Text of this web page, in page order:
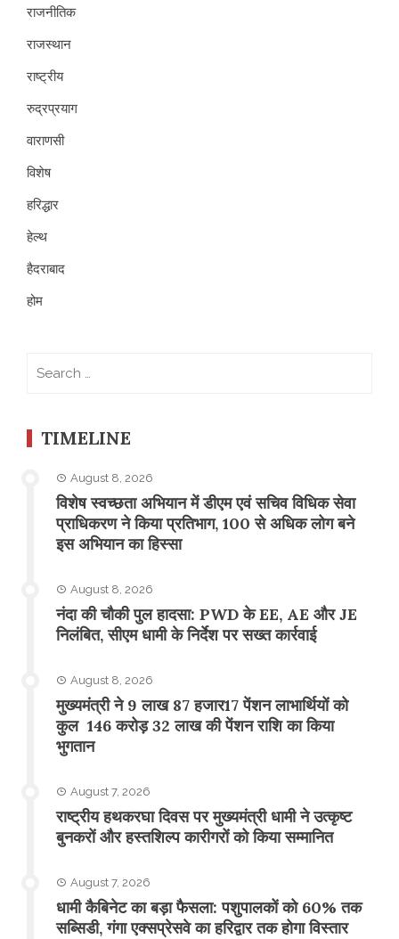
राजनीतिक
राजस्थान
राष्ट्रीय
रुद्रप्रयाग
वाराणसी
विशेष
हरिद्धार
हेल्थ
हैदराबाद
होम
TIMELINE
August 8, 2026
विशेष स्वच्छता अभियान में डीएम एवं सचिव विधिक सेवा
प्राधिकरण ने किया प्रतिभाग, 100 से अधिक लोग बने
इस अभियान का हिस्सा
August 8, 2026
नंदा की चौकी पुल हादसा: PWD के EE, AE और JE
निलंबित, सीएम धामी के निर्देश पर सख्त कार्रवाई
August 8, 2026
मुख्यमंत्री ने 9 लाख 87 हजार17 पेंशन लाभार्थियों को
कुल 146 करोड़ 32 लाख की पेंशन राशि का किया
भुगतान
August 7, 2026
राष्ट्रीय हथकरघा दिवस पर मुख्यमंत्री धामी ने उत्कृष्ट
बुनकरों और हस्तशिल्प कारीगरों को किया सम्मानित
August 7, 2026
​धामी कैबिनेट का बड़ा फैसला: पशुपालकों को 60% तक
सब्सिडी, गंगा एक्सप्रेसवे का हरिद्वार तक होगा विस्तार